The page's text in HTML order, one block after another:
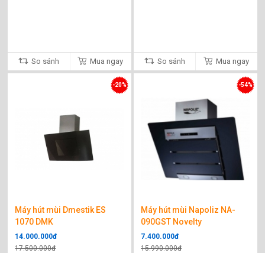
So sánh Mua ngay So sánh Mua ngay
Máy hút mùi Dmestik ES
1070 DMK
14.000.000đ
17.500.000đ
-20%
Máy hút mùi Napoliz NA-
090GST Novelty
7.400.000đ
15.990.000đ
-54%